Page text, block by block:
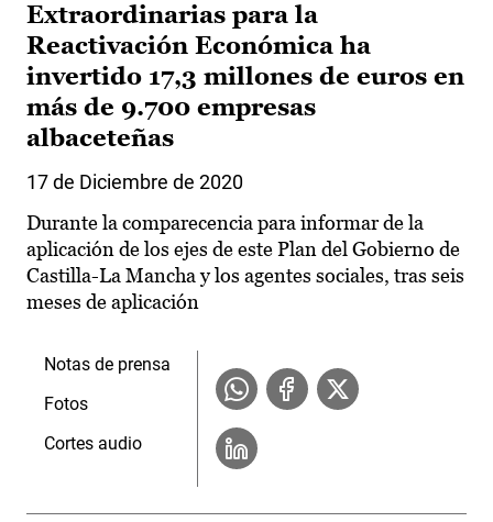
Extraordinarias para la
Reactivación Económica ha
invertido 17,3 millones de euros en
más de 9.700 empresas
albaceteñas
17 de Diciembre de 2020
Durante la comparecencia para informar de la
aplicación de los ejes de este Plan del Gobierno de
Castilla-La Mancha y los agentes sociales, tras seis
meses de aplicación
Notas de prensa
Fotos
Cortes audio